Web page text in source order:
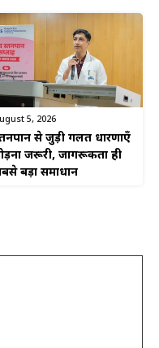
5, 2026
से जुड़ी गलत धारणाएँ
जरूरी, जागरूकता ही
बड़ा समाधान